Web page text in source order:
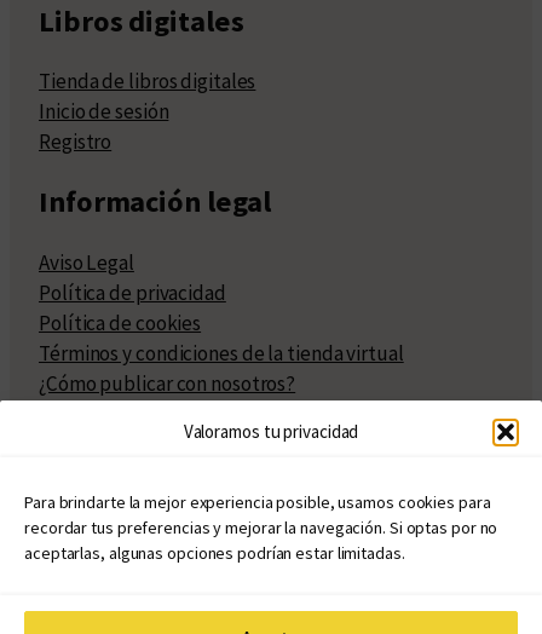
Valoramos tu privacidad
Para brindarte la mejor experiencia posible, usamos cookies para
recordar tus preferencias y mejorar la navegación. Si optas por no
aceptarlas, algunas opciones podrían estar limitadas.
Libros digitales
Tienda de libros digitales
Inicio de sesión
Registro
Información legal
Aviso Legal
Política de privacidad
Política de cookies
Términos y condiciones de la tienda virtual
¿Cómo publicar con nosotros?
Políticas de publicación
Políticas de coedición
Atribuciones